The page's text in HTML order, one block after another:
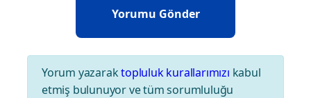
Yorum yazaraktopluluk kurallarımızı kabul
etmiş bulunuyor ve tüm sorumluluğu